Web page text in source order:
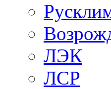
ЛЭК
ЛСР